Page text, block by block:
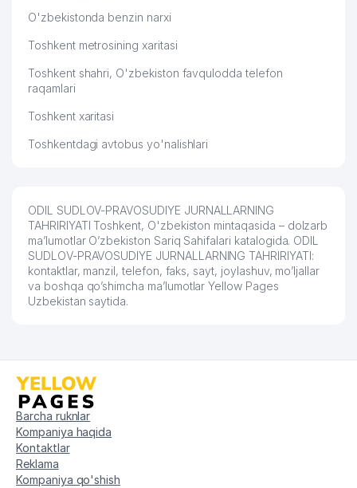
O'zbekistonda benzin narxi
Toshkent metrosining xaritasi
Toshkent shahri, O'zbekiston favqulodda telefon
raqamlari
Toshkent xaritasi
Toshkentdagi avtobus yo'nalishlari
ODIL SUDLOV-PRAVOSUDIYE JURNALLARNING
TAHRIRIYATI Toshkent, O'zbekiston mintaqasida – dolzarb
ma’lumotlar O’zbekiston Sariq Sahifalari katalogida. ODIL
SUDLOV-PRAVOSUDIYE JURNALLARNING TAHRIRIYATI:
kontaktlar, manzil, telefon, faks, sayt, joylashuv, mo’ljallar
va boshqa qo’shimcha ma’lumotlar Yellow Pages
Uzbekistan saytida.
Barcha ruknlar
Kompaniya haqida
Kontaktlar
Reklama
Kompaniya qo'shish